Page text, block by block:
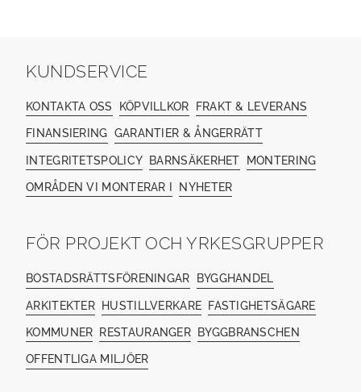
KUNDSERVICE
KONTAKTA OSS KÖPVILLKOR FRAKT & LEVERANS
FINANSIERING GARANTIER & ÅNGERRÄTT
INTEGRITETSPOLICY BARNSÄKERHET MONTERING
OMRÅDEN VI MONTERAR I NYHETER
FÖR PROJEKT OCH YRKESGRUPPER
BOSTADSRÄTTSFÖRENINGAR BYGGHANDEL
ARKITEKTER HUSTILLVERKARE FASTIGHETSÄGARE
KOMMUNER RESTAURANGER BYGGBRANSCHEN
OFFENTLIGA MILJÖER